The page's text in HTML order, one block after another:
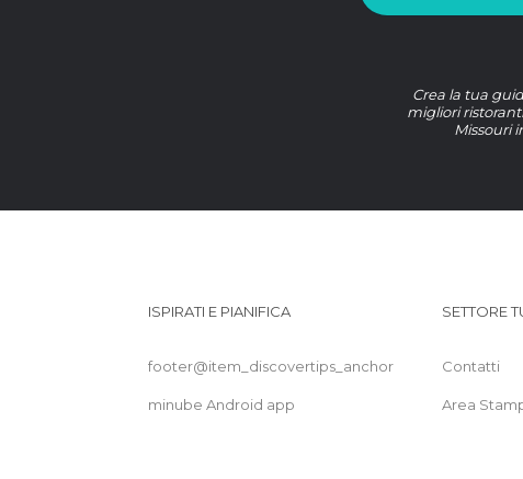
Crea la tua
migliori
Missouri
ISPIRATI E PIANIFICA
footer@item_discovertips_anchor
minube Android app
SETTORE
Contatti
Area